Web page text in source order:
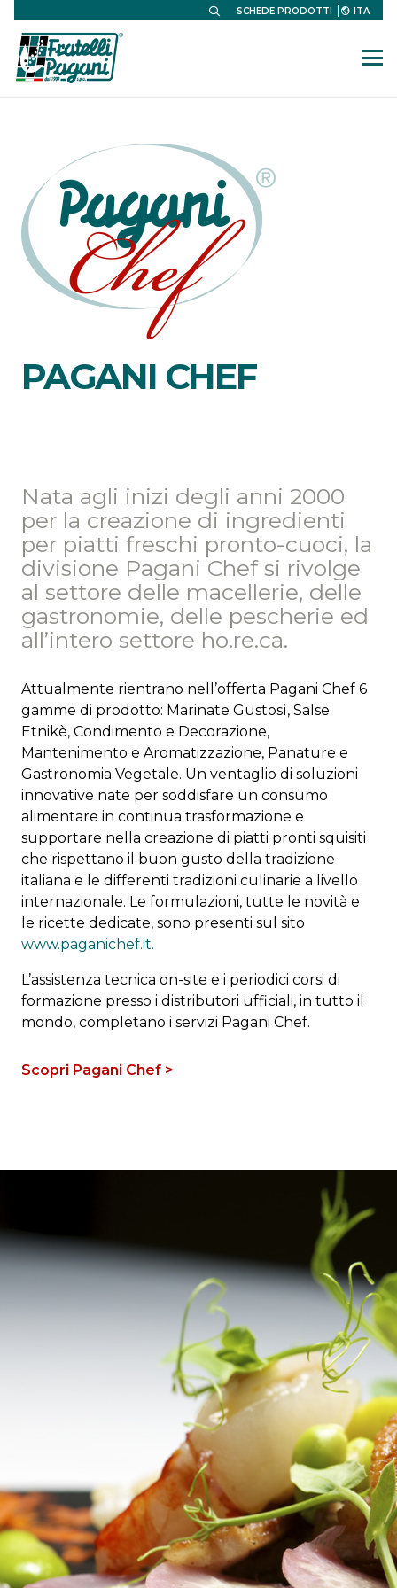
SCHEDE PRODOTTI ITA
PAGANI CHEF
Nata agli inizi degli anni 2000
per la creazione di ingredienti
per piatti freschi pronto-cuoci, la
divisione Pagani Chef si rivolge
al settore delle macellerie, delle
gastronomie, delle pescherie ed
all’intero settore ho.re.ca.
Attualmente rientrano nell’offerta Pagani Chef 6
gamme di prodotto: Marinate Gustosì, Salse
Etnikè, Condimento e Decorazione,
Mantenimento e Aromatizzazione, Panature e
Gastronomia Vegetale. Un ventaglio di soluzioni
innovative nate per soddisfare un consumo
alimentare in continua trasformazione e
supportare nella creazione di piatti pronti squisiti
che rispettano il buon gusto della tradizione
italiana e le differenti tradizioni culinarie a livello
internazionale. Le formulazioni, tutte le novità e
le ricette dedicate, sono presenti sul sito
www.paganichef.it.
L’assistenza tecnica on-site e i periodici corsi di
formazione presso i distributori ufficiali, in tutto il
mondo, completano i servizi Pagani Chef.
Scopri Pagani Chef >